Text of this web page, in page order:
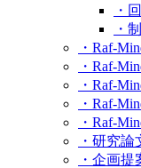
・
・
・Raf-
・Raf-
・Raf-
・Raf-
・Raf-
・研究論
・企画提